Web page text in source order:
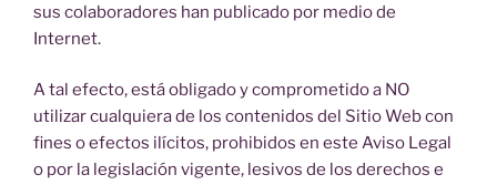
sus colaboradores han publicado por medio de
Internet.
A tal efecto, está obligado y comprometido a NO
utilizar cualquiera de los contenidos del Sitio Web con
fines o efectos ilícitos, prohibidos en este Aviso Legal
o por la legislación vigente, lesivos de los derechos e